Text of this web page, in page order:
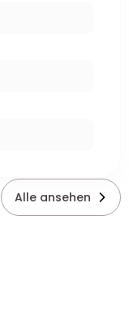
Alle ansehen